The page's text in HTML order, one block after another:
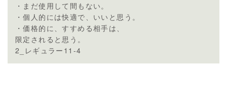
・まだ使用して間もない。
・個人的には快適で、いいと思う。
・価格的に、すすめる相手は、
限定されると思う。
2_レギュラー11-4